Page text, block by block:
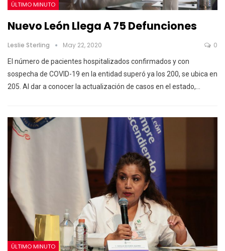
ÚLTIMO MINUTO
Nuevo León Llega A 75 Defunciones
Leslie Sterling May 22, 2020 0
El número de pacientes hospitalizados confirmados y con
sospecha de COVID-19 en la entidad superó ya los 200, se ubica en
205. Al dar a conocer la actualización de casos en el estado,…
ÚLTIMO MINUTO